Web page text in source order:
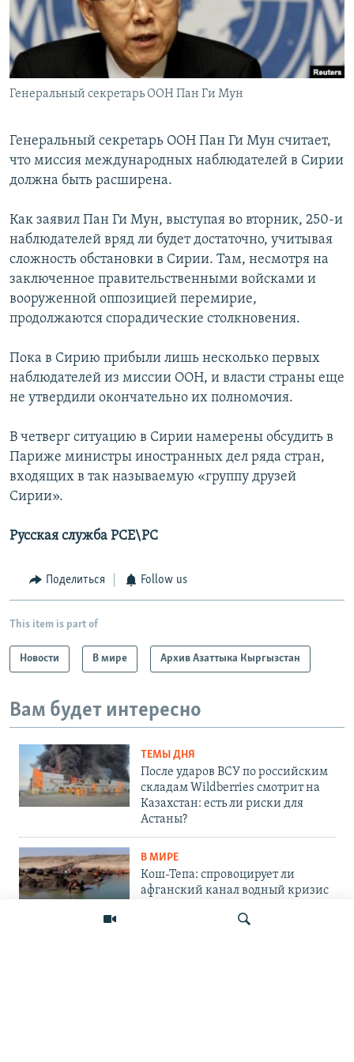
Генеральный секретарь ООН Пан Ги Мун
Генеральный секретарь ООН Пан Ги Мун считает,
что миссия международных наблюдателей в Сирии
должна быть расширена.
Как заявил Пан Ги Мун, выступая во вторник, 250-и
наблюдателей вряд ли будет достаточно, учитывая
сложность обстановки в Сирии. Там, несмотря на
заключенное правительственными войсками и
вооруженной оппозицией перемирие,
продолжаются спорадические столкновения.
Пока в Сирию прибыли лишь несколько первых
наблюдателей из миссии ООН, и власти страны еще
не утвердили окончательно их полномочия.
В четверг ситуацию в Сирии намерены обсудить в
Париже министры иностранных дел ряда стран,
входящих в так называемую «группу друзей
Сирии».
Русская служба РСЕ\РС
Поделиться Follow us
This item is part of
Новости В мире Архив Азаттыка Кыргызстан
Вам будет интересно
ТЕМЫ ДНЯ
После ударов ВСУ по российским
складам Wildberries смотрит на
Казахстан: есть ли риски для
Астаны?
В МИРЕ
Кош-Тепа: спровоцирует ли
афганский канал водный кризис